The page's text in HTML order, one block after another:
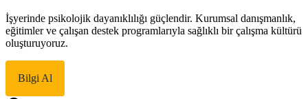
İşyerinde psikolojik dayanıklılığı güçlendir. Kurumsal danışmanlık,
eğitimler ve çalışan destek programlarıyla sağlıklı bir çalışma kültürü
oluşturuyoruz.
Bilgi Al